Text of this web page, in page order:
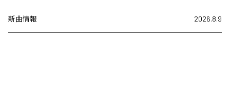
新曲情報 2026.8.9